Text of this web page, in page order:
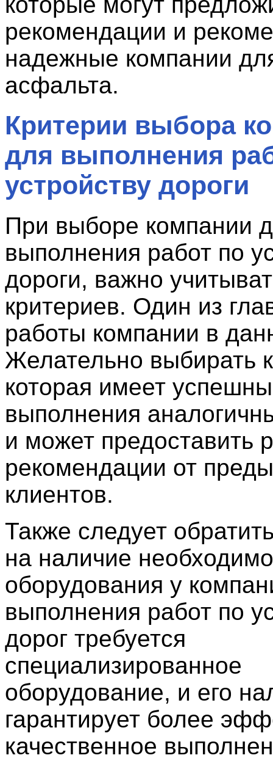
рекомендации и
надежные компании
асфальта.
Критерии выбора
для выполнения
устройству дороги
При выборе компании
выполнения работ по
дороги, важно
критериев. Один из
работы компании в
Желательно выбирать
которая имеет
выполнения
и может предоставить
рекомендации от
клиентов.
Также следует
на наличие
оборудования у
выполнения работ по
дорог требуется
специализированное
оборудование, и его
гарантирует более
качественное